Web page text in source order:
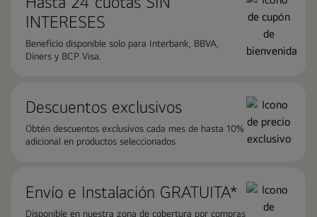
INTERESES
Beneficio disponible solo para Interbank, BBVA,
Diners y BCP Visa.
Descuentos exclusivos
Obtén descuentos exclusivos cada mes de hasta 10%
adicional en productos seleccionados
Envío e Instalación GRATUITA*
Disponible en nuestra zona de cobertura por compras